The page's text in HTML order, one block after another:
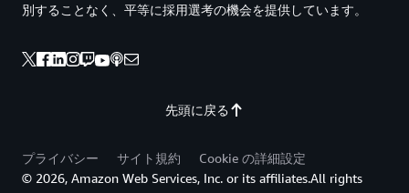
先頭に戻る
別することなく、平等に採用選考の機会を提供しています。
プライバシー サイト規約
Cookie の詳細設定
© 2026, Amazon Web Services, Inc. or its affiliates.All rights